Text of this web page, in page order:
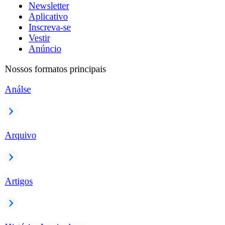
Newsletter
Aplicativo
Inscreva-se
Vestir
Anúncio
Nossos formatos principais
Análse
Arquivo
Artigos